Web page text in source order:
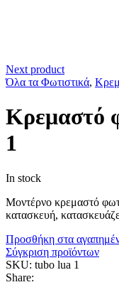
Next product
Όλα τα Φωτιστικά,
Κρεμαστό
1
In stock
Μοντέρνο κρεμαστό
κατασκευή,
Προσθήκη στα
Σύγκριση προϊόντων
SKU: tubo lua 1
Share: